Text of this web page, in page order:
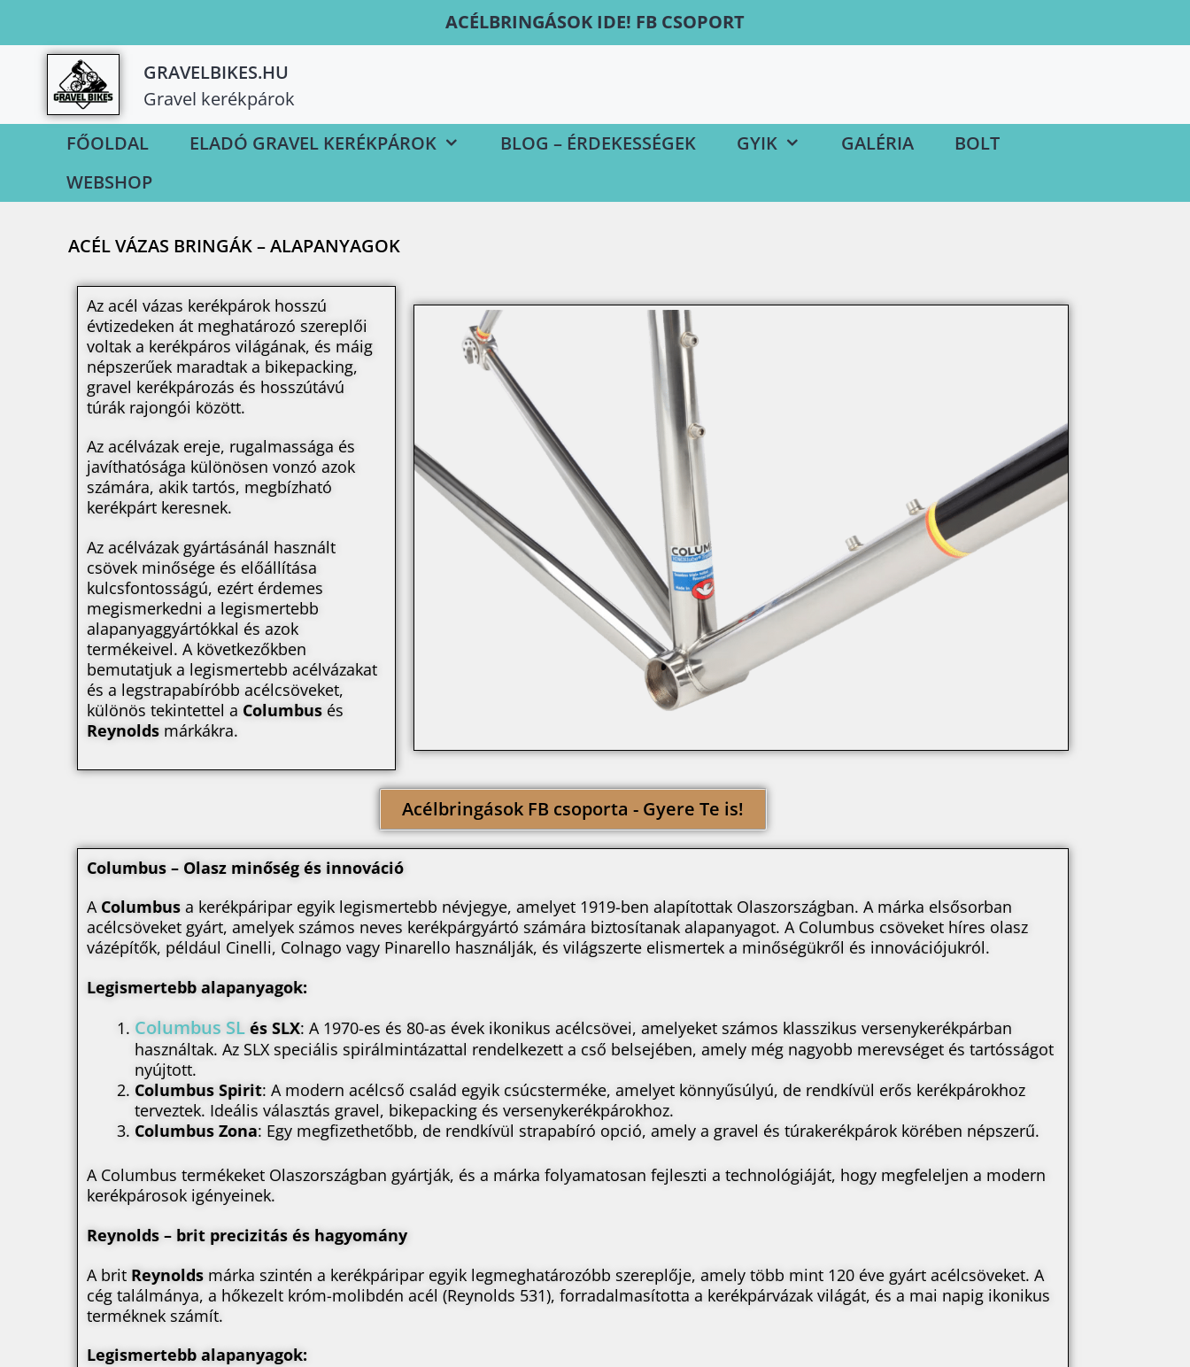
ACÉLBRINGÁSOK IDE! FB CSOPORT
GRAVELBIKES.HU
Gravel kerékpárok
FŐOLDAL
ELADÓ GRAVEL KERÉKPÁROK BLOG – ÉRDEKESSÉGEK GYIK GALÉRIA
BOLT
WEBSHOP
ACÉL VÁZAS BRINGÁK – ALAPANYAGOK
Az acél vázas kerékpárok hosszú
évtizedeken át meghatározó szereplői
voltak a kerékpáros világának, és máig
népszerűek maradtak a bikepacking,
gravel kerékpározás és hosszútávú
túrák rajongói között.
Az acélvázak ereje, rugalmassága és
javíthatósága különösen vonzó azok
számára, akik tartós, megbízható
kerékpárt keresnek.
Az acélvázak gyártásánál használt
csövek minősége és előállítása
kulcsfontosságú, ezért érdemes
megismerkedni a legismertebb
alapanyaggyártókkal és azok
termékeivel. A következőkben
bemutatjuk a legismertebb acélvázakat
és a legstrapabíróbb acélcsöveket,
különös tekintettel a Columbus és
Reynolds márkákra.
Acélbringások FB csoporta - Gyere Te is!
Columbus – Olasz minőség és innováció
A Columbus a kerékpáripar egyik legismertebb névjegye, amelyet 1919-ben alapítottak Olaszországban. A márka elsősorban
acélcsöveket gyárt, amelyek számos neves kerékpárgyártó számára biztosítanak alapanyagot. A Columbus csöveket híres olasz
vázépítők, például Cinelli, Colnago vagy Pinarello használják, és világszerte elismertek a minőségükről és innovációjukról.
Legismertebb alapanyagok:
Columbus SL és SLX: A 1970-es és 80-as évek ikonikus acélcsövei, amelyeket számos klasszikus versenykerékpárban
használtak. Az SLX speciális spirálmintázattal rendelkezett a cső belsejében, amely még nagyobb merevséget és tartósságot
nyújtott.
Columbus Spirit: A modern acélcső család egyik csúcsterméke, amelyet könnyűsúlyú, de rendkívül erős kerékpárokhoz
terveztek. Ideális választás gravel, bikepacking és versenykerékpárokhoz.
Columbus Zona: Egy megfizethetőbb, de rendkívül strapabíró opció, amely a gravel és túrakerékpárok körében népszerű.
A Columbus termékeket Olaszországban gyártják, és a márka folyamatosan fejleszti a technológiáját, hogy megfeleljen a modern
kerékpárosok igényeinek.
Reynolds – brit precizitás és hagyomány
A brit Reynolds márka szintén a kerékpáripar egyik legmeghatározóbb szereplője, amely több mint 120 éve gyárt acélcsöveket. A
cég találmánya, a hőkezelt króm-molibdén acél (Reynolds 531), forradalmasította a kerékpárvázak világát, és a mai napig ikonikus
terméknek számít.
Legismertebb alapanyagok: